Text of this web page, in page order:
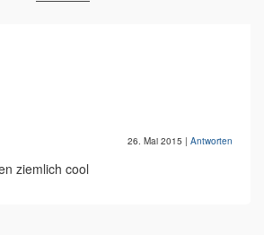
26. Mai 2015 | Antworten
ziemlich cool